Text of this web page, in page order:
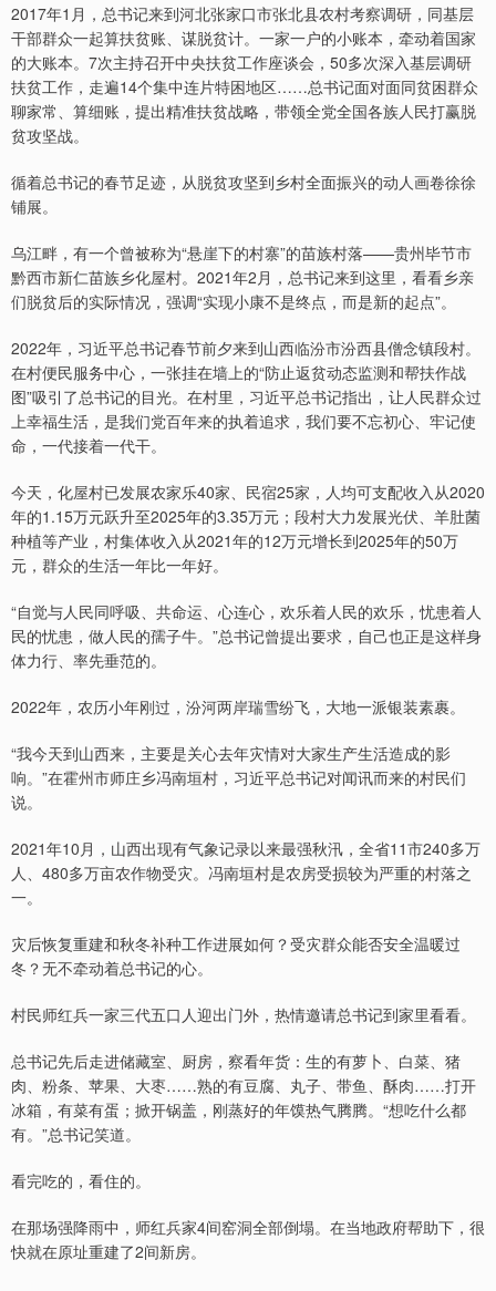
2017年1月，总书记来到河北张家口市张北县农村考察调研，同基层
干部群众一起算扶贫账、谋脱贫计。一家一户的小账本，牵动着国家
的大账本。7次主持召开中央扶贫工作座谈会，50多次深入基层调研
扶贫工作，走遍14个集中连片特困地区……总书记面对面同贫困群众
聊家常、算细账，提出精准扶贫战略，带领全党全国各族人民打赢脱
贫攻坚战。
循着总书记的春节足迹，从脱贫攻坚到乡村全面振兴的动人画卷徐徐
铺展。
乌江畔，有一个曾被称为“悬崖下的村寨”的苗族村落——贵州毕节市
黔西市新仁苗族乡化屋村。2021年2月，总书记来到这里，看看乡亲
们脱贫后的实际情况，强调“实现小康不是终点，而是新的起点”。
2022年，习近平总书记春节前夕来到山西临汾市汾西县僧念镇段村。
在村便民服务中心，一张挂在墙上的“防止返贫动态监测和帮扶作战
图”吸引了总书记的目光。在村里，习近平总书记指出，让人民群众过
上幸福生活，是我们党百年来的执着追求，我们要不忘初心、牢记使
命，一代接着一代干。
今天，化屋村已发展农家乐40家、民宿25家，人均可支配收入从2020
年的1.15万元跃升至2025年的3.35万元；段村大力发展光伏、羊肚菌
种植等产业，村集体收入从2021年的12万元增长到2025年的50万
元，群众的生活一年比一年好。
“自觉与人民同呼吸、共命运、心连心，欢乐着人民的欢乐，忧患着人
民的忧患，做人民的孺子牛。”总书记曾提出要求，自己也正是这样身
体力行、率先垂范的。
2022年，农历小年刚过，汾河两岸瑞雪纷飞，大地一派银装素裹。
“我今天到山西来，主要是关心去年灾情对大家生产生活造成的影
响。”在霍州市师庄乡冯南垣村，习近平总书记对闻讯而来的村民们
说。
2021年10月，山西出现有气象记录以来最强秋汛，全省11市240多万
人、480多万亩农作物受灾。冯南垣村是农房受损较为严重的村落之
一。
灾后恢复重建和秋冬补种工作进展如何？受灾群众能否安全温暖过
冬？无不牵动着总书记的心。
村民师红兵一家三代五口人迎出门外，热情邀请总书记到家里看看。
总书记先后走进储藏室、厨房，察看年货：生的有萝卜、白菜、猪
肉、粉条、苹果、大枣……熟的有豆腐、丸子、带鱼、酥肉……打开
冰箱，有菜有蛋；掀开锅盖，刚蒸好的年馍热气腾腾。“想吃什么都
有。”总书记笑道。
看完吃的，看住的。
在那场强降雨中，师红兵家4间窑洞全部倒塌。在当地政府帮助下，很
快就在原址重建了2间新房。